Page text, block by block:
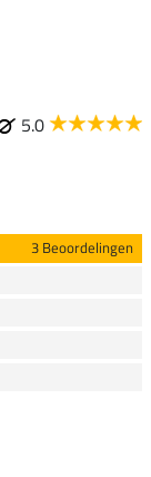
5.0
3 Beoordelingen